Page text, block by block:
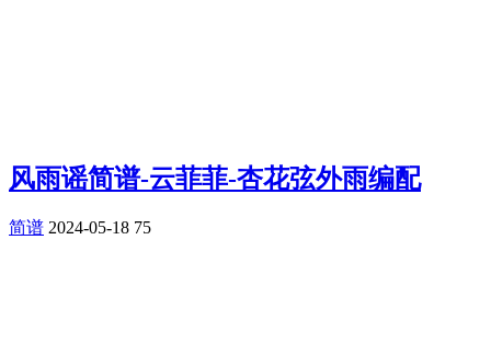
风雨谣简谱-云菲菲-杏花弦外雨编配
简谱 2024-05-18 75